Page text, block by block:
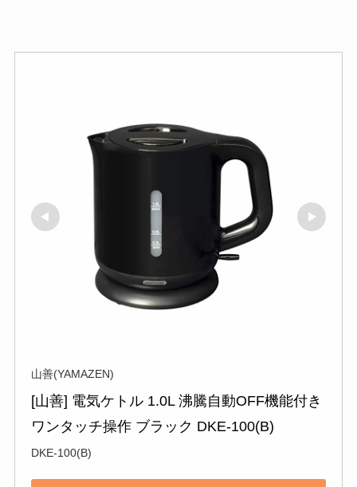
山善(YAMAZEN)
[山善] 電気ケトル 1.0L 沸騰自動OFF機能付き
ワンタッチ操作 ブラック DKE-100(B)
DKE-100(B)